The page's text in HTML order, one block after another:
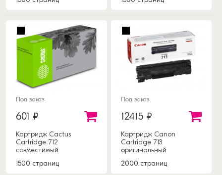
Под заказ
601 ₽
Картридж Cactus
Cartridge 712
совместимый
1500 страниц
Под заказ
12415 ₽
Картридж Canon
Cartridge 713
оригинальный
2000 страниц